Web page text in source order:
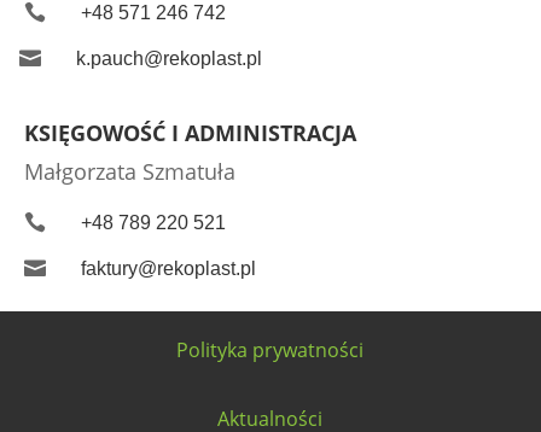
 +48 571 246 742
 k.pauch@rekoplast.pl
KSIĘGOWOŚĆ I ADMINISTRACJA
Małgorzata Szmatuła
 +48 789 220 521
 faktury@rekoplast.pl
Polityka prywatności
Aktualności